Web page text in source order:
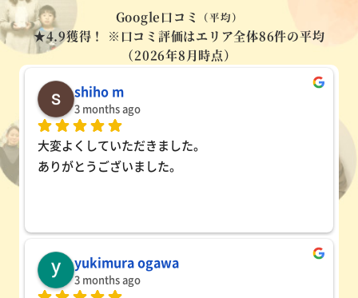
Google口コミ （平均）
★4.9獲得！
※口コミ評価はエリア全体86件の平均
（2026年8月時点）
shiho m
3 months ago
大変よくしていただきました。
ありがとうございました。
yukimura ogawa
3 months ago